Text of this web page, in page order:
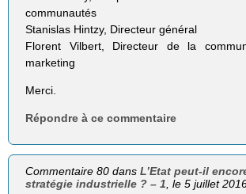
communautés
Stanislas Hintzy, Directeur général
Florent Vilbert, Directeur de la
marketing
Merci.
Répondre à ce commentaire
Commentaire 80 dansL’Etat peut-il
stratégie industrielle ? – 1 , le 5 juillet